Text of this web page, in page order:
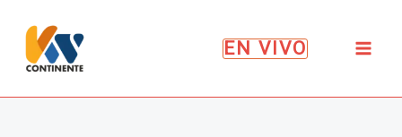
contenido
EN VIVO